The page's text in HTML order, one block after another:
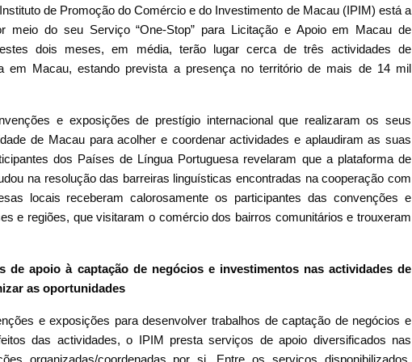
de Promoção do Comércio e do Investimento de Macau (IPIM) está a
meio do seu Serviço “One-Stop” para Licitação e Apoio em Macau de
dois meses, em média, terão lugar cerca de três actividades de
em Macau, estando prevista a presença no território de mais de 14 mil
e exposições de prestígio internacional que realizaram os seus
de Macau para acolher e coordenar actividades e aplaudiram as suas
dos Países de Língua Portuguesa revelaram que a plataforma de
na resolução das barreiras linguísticas encontradas na cooperação com
locais receberam calorosamente os participantes das convenções e
e regiões, que visitaram o comércio dos bairros comunitários e trouxeram
de apoio à captação de negócios e investimentos nas actividades de
as oportunidades
e exposições para desenvolver trabalhos de captação de negócios e
das actividades, o IPIM presta serviços de apoio diversificados nas